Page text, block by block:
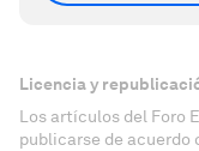
Licencia y
Los artículos del Foro
publicarse de